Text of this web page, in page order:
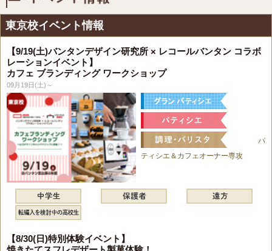
東京校イベント情報
【9/19(土)バンタンデザイン研究所 × レコールバンタン コラボ
レーションイベント】
カフェ ブランディング ワークショップ
09月19日(土)～
パ
ティシエ＆カフェオーナー専攻
【8/30(日)特別体験イベント】